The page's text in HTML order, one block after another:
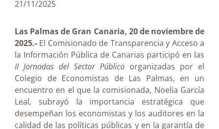
21/11/2025
Las Palmas de Gran Canaria, 20 de noviembre de
2025.- El Comisionado de Transparencia y Acceso a
la Información Pública de Canarias participó en las
II Jornadas del Sector Público organizadas por el
Colegio de Economistas de Las Palmas, en un
encuentro en el que la comisionada, Noelia García
Leal, subrayó la importancia estratégica que
desempeñan los economistas y los auditores en la
calidad de las políticas públicas y en la garantía de